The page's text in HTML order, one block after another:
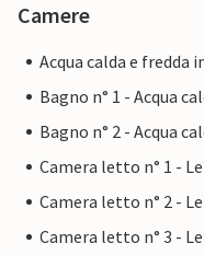
Camere
Acqua calda e fredda
Bagno n° 1 - Acqua
Bagno n° 2 - Acqua
Camera letto n° 1 -
Camera letto n° 2 -
Camera letto n° 3 -